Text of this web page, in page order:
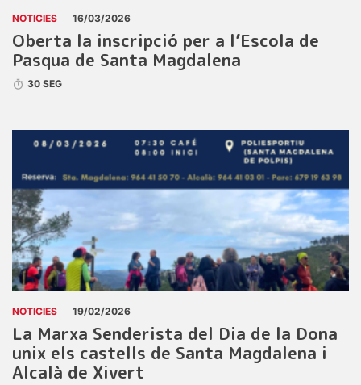
NOTICIES 16/03/2026
Oberta la inscripció per a l’Escola de
Pasqua de Santa Magdalena
30 SEG
NOTICIES 19/02/2026
La Marxa Senderista del Dia de la Dona
unix els castells de Santa Magdalena i
Alcalà de Xivert